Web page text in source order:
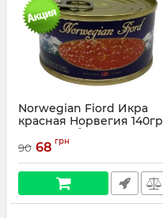
Norwegian Fiord Икра
красная Норвегия 140гр
(икра горбуши
имитированная)
90 68 грн